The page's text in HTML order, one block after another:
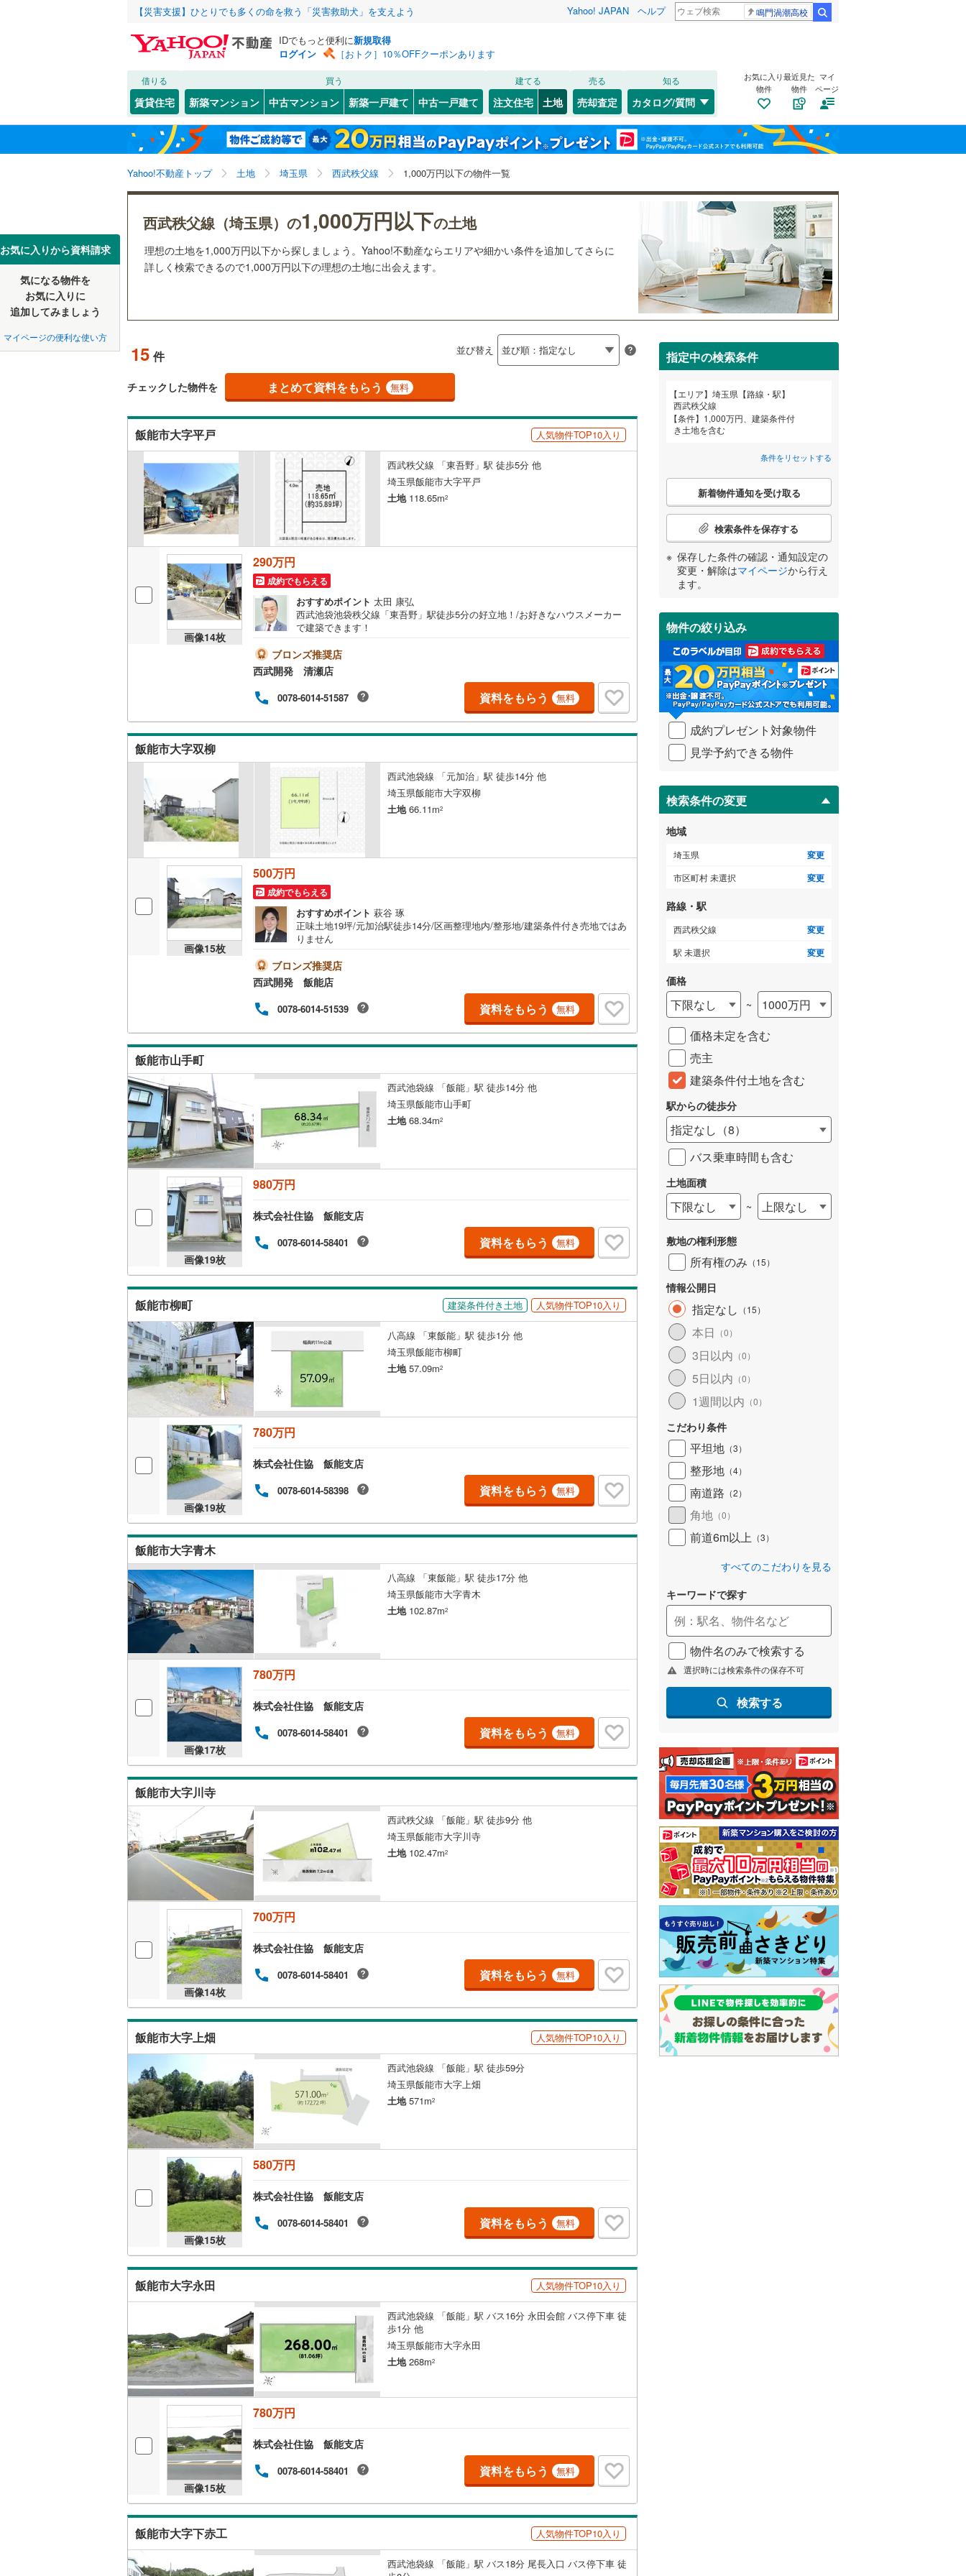
【災害支援】ひとりでも多くの命を救う「災害救助犬」を支えよう Yahoo! JAPAN ヘルプ 鳴門渦潮高校
IDでもっと便利に新規取得
ログイン
［おトク］10％OFFクーポンあります
借りる
賃貸住宅
買う
新築マンション 中古マンション 新築一戸建て 中古一戸建て
建てる
注文住宅 土地
売る
売却査定
知る
カタログ/質問
お気に入り
物件
最近見た
物件
マイ
ページ
Yahoo!不動産トップ 土地 埼玉県 西武秩父線 1,000万円以下の物件一覧
お気に入りから資料請求
気になる物件を
お気に入りに
追加してみましょう
マイページの便利な使い方
西武秩父線（埼玉県）の1,000万円以下の土地
理想の土地を1,000万円以下から探しましょう。Yahoo!不動産ならエリアや細かい条件を追加してさらに
詳しく検索できるので1,000万円以下の理想の土地に出会えます。
15 件 並び替え
チェックした物件を まとめて資料をもらう 無料
飯能市大字平戸 人気物件TOP10入り
西武秩父線 「東吾野」駅 徒歩5分 他
埼玉県飯能市大字平戸
土地118.65m2
画像14枚
290万円
成約でもらえる
おすすめポイント 太田 康弘
西武池袋池袋秩父線「東吾野」駅徒歩5分の好立地！/お好きなハウスメーカー
で建築できます！
ブロンズ推奨店
西武開発 清瀬店
0078-6014-51587 資料をもらう 無料
飯能市大字双柳
西武池袋線 「元加治」駅 徒歩14分 他
埼玉県飯能市大字双柳
土地66.11m2
画像15枚
500万円
成約でもらえる
おすすめポイント 萩谷 琢
正味土地19坪/元加治駅徒歩14分/区画整理地内/整形地/建築条件付き売地ではあ
りません
ブロンズ推奨店
西武開発 飯能店
0078-6014-51539 資料をもらう 無料
飯能市山手町
西武池袋線 「飯能」駅 徒歩14分 他
埼玉県飯能市山手町
土地68.34m2
画像19枚
980万円
株式会社住協 飯能支店
0078-6014-58401 資料をもらう 無料
飯能市柳町 建築条件付き土地 人気物件TOP10入り
八高線 「東飯能」駅 徒歩1分 他
埼玉県飯能市柳町
土地57.09m2
画像19枚
780万円
株式会社住協 飯能支店
0078-6014-58398 資料をもらう 無料
飯能市大字青木
八高線 「東飯能」駅 徒歩17分 他
埼玉県飯能市大字青木
土地102.87m2
画像17枚
780万円
株式会社住協 飯能支店
0078-6014-58401 資料をもらう 無料
飯能市大字川寺
西武秩父線 「飯能」駅 徒歩9分 他
埼玉県飯能市大字川寺
土地102.47m2
画像14枚
700万円
株式会社住協 飯能支店
0078-6014-58401 資料をもらう 無料
飯能市大字上畑 人気物件TOP10入り
西武池袋線 「飯能」駅 徒歩59分
埼玉県飯能市大字上畑
土地571m2
画像15枚
580万円
株式会社住協 飯能支店
0078-6014-58401 資料をもらう 無料
飯能市大字永田 人気物件TOP10入り
西武池袋線 「飯能」駅 バス16分 永田会館 バス停下車 徒
歩1分 他
埼玉県飯能市大字永田
土地268m2
画像15枚
780万円
株式会社住協 飯能支店
0078-6014-58401 資料をもらう 無料
飯能市大字下赤工 人気物件TOP10入り
西武池袋線 「飯能」駅 バス18分 尾長入口 バス停下車 徒
指定中の検索条件
エリア
埼玉県【路線・駅】
西武秩父線
条件
1,000万円、建築条件付
き土地を含む
条件をリセットする
こ
検
条
件
受
け
取
る
・
条
件
を
イ
ペ
ジ
に
保
存
す
る
新着物件通知を受け取る
検索条件を保存する
保存した条件の確認・通知設定の
変更・解除はマイページから行え
ます。
物件の絞り込み
成約プレゼント対象物件
見学予約できる物件
検索条件の変更
地域
埼玉県 変更
市区町村 未選択 変更
路線・駅
西武秩父線 変更
駅 未選択 変更
価格
下限なし ~
1000万円
価格未定を含む
売主
建築条件付土地を含む
駅からの徒歩分
指定なし （8）
バス乗車時間も含む
土地面積
下限なし ~ 上限なし
敷地の権利形態
所有権のみ （15）
情報公開日
指定なし （15）
本日 （0）
3日以内 （0）
5日以内 （0）
1週間以内 （0）
こだわり条件
平坦地 （3）
整形地 （4）
南道路 （2）
角地 （0）
前道6m以上 （3）
すべてのこだわりを見る
キーワードで探す
物件名のみで検索する
選択時には検索条件の保存不可
検索する
北海道 北海道
東北 青森 岩手 宮城 秋田 山形 福島
関東 東京 神奈川 埼玉 千葉
長野 富山
東海 愛知 岐阜 静岡 三重
和歌山
中国 鳥取 島根 岡山 広島 山口
高知
福岡 佐賀 長崎 鹿児島
該当物件0件 この条件で検索する 条件をリセットする
さいたま市 西区(0) 北区(0) 大宮区(0)
見沼区(1) 中央区(0) 桜区(0)
浦和区( 0) 南区 0)
埼玉県のそのほ
かの地域
川越市 15 熊谷市( 17) 川口市
)
行田市(3) 所沢市(7)
本庄市 (2)
鴻巣市(4) 深谷市(2)
上尾市(5)
入間市(14
和光市(0)
桶川市(3)
北本市 (2) 富士見市(3)
三郷市(1) 坂戸市(9)
幸手市(5) 鶴ヶ島市(3) 日高市(8)
吉川市(6) 白岡市 ( 9)
北足立郡伊奈町(2)
入間郡越生町 (1) 比企郡嵐山町(7)
比企郡小川町( 比企郡吉見町(6 )
比企郡ときがわ町(4) 秩父郡横瀬町(0)
秩父郡長瀞町(0) 秩父郡小鹿野町(0)
秩父郡東秩父村(0) 児玉郡美里町(1) 児玉郡神川町( 0)
児玉郡上里町(0) 大里郡寄居町(7) 南埼玉郡宮代町
北葛飾郡杉戸町
北葛飾郡松伏町
該当物件0件 この条件で検索する 条件をリセットする
該当物件0件 この条件で検索する 条件をリセットする
JR 東北本線(41) 川越線(19) 高崎線(42)
湘南新宿ライン（宇都宮～逗子）
(41)
湘南新宿ライン（前橋～小田原）
(42)
武蔵野線(21
東北新幹線(0) 上越新幹線(10) 山形新幹線(0)
秋田新幹線(0) 北陸新幹線
地下鉄 東京メトロ有楽町線(0) 東京メトロ副都心線(0)
つくばエクスプレス(1
東武伊勢崎線(151) 東武日光線(37) 東武野田線(35)
東武越生線(18 ) 西武池袋線(45)
西武秩父線(15) 西武狭山線(2)
西武山口線(1)
該当物件0件 この条件で検索する 条件をリセットする
(11) (0) (1) (1) (0) (0) (0) 芦ケ久保 (0) (0)
該当物件0件 この条件で検索する 条件をリセットする
こだわり条件 配置、向き、建ち方、日当たり
前道6m以上（3） 角地（0） 南道路（2）
平坦地（3） 整形地（4） 古家あり（4）
販売、価格、契約、入居関連など
更地渡し （2） 第一種低層住居専用地域
立地
小学校まで1km以内（6）
オンライン対応
IT重説可（3 ）
オンライン対応とは？
該当物件0件 この条件で検索する 条件をリセットする
検索条件を保存しました
この検索条件の新着物件通知は、 マイページから設定できます。
保存した条件を見る
埼玉県、西武秩父線、1,000万円、建築条件付き土地を
含む
検索条件を保存する
閉じる お気に入りリストを見る
閉じる
閉じる お気に入りリストを見る
閉じる